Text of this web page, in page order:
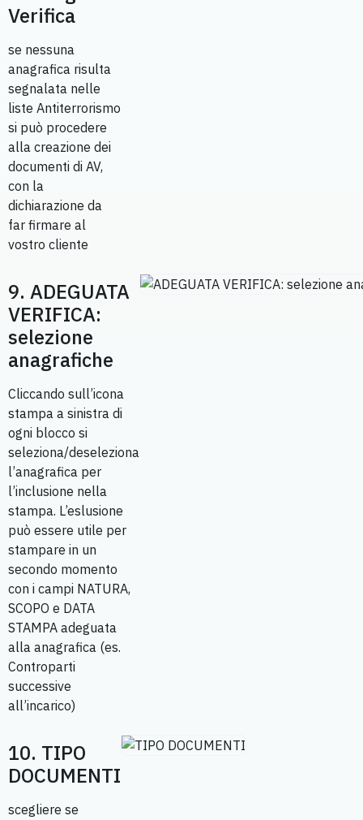
Verifica
se nessuna
anagrafica risulta
segnalata nelle
liste Antiterrorismo
si può procedere
alla creazione dei
documenti di AV,
con la
dichiarazione da
far firmare al
vostro cliente
9. ADEGUATA
VERIFICA:
selezione
anagrafiche
Cliccando sull’icona
stampa a sinistra di
ogni blocco si
seleziona/deseleziona
l’anagrafica per
l’inclusione nella
stampa. L’eslusione
può essere utile per
stampare in un
secondo momento
con i campi NATURA,
SCOPO e DATA
STAMPA adeguata
alla anagrafica (es.
Controparti
successive
all’incarico)
10. TIPO
DOCUMENTI
scegliere se